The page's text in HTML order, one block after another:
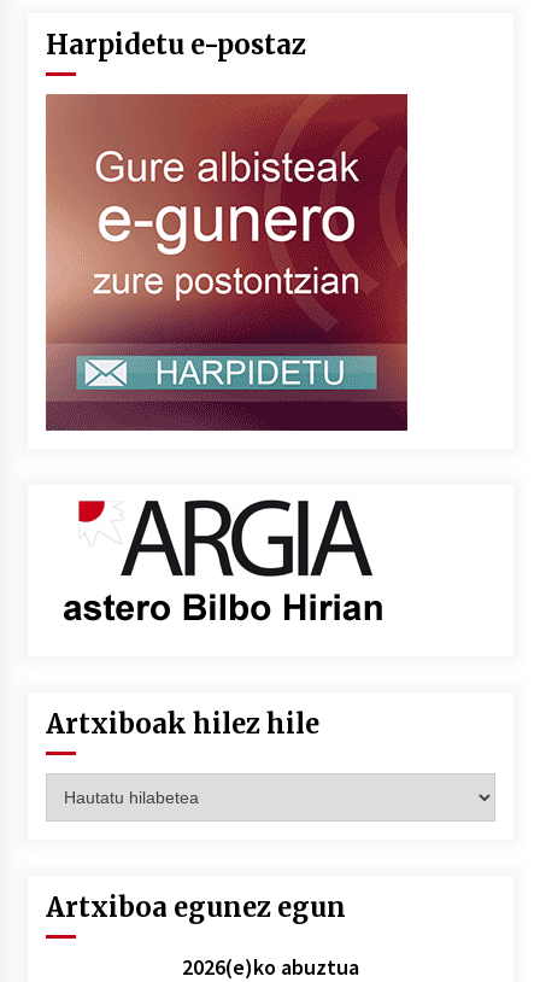
Harpidetu e-postaz
Artxiboak hilez hile
hilez
Artxiboa egunez egun
2026(e)ko abuztua